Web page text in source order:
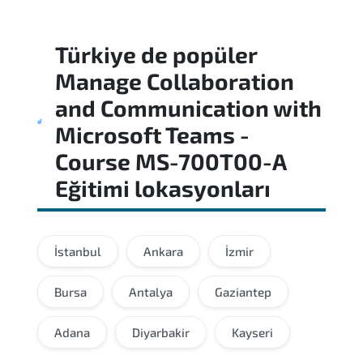
Türkiye de popüler
Manage Collaboration
and Communication with
Microsoft Teams -
Course MS-700T00-A
Eğitimi lokasyonları
İstanbul Ankara İzmir
Bursa Antalya Gaziantep
Adana Diyarbakir Kayseri